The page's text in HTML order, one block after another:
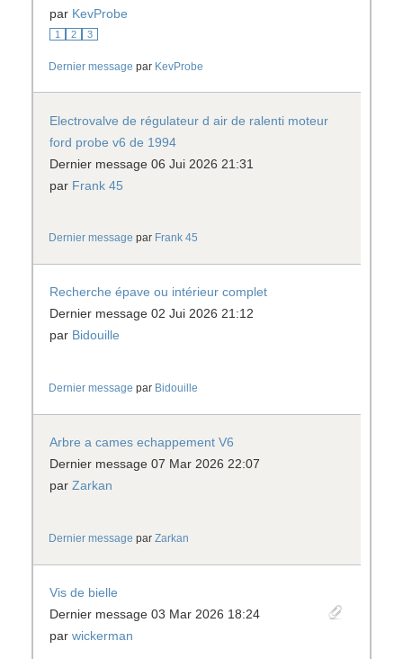
par KevProbe
1 2 3
Dernier message par KevProbe
Electrovalve de régulateur d air de ralenti moteur
ford probe v6 de 1994
Dernier message 06 Jui 2026 21:31
par Frank 45
Dernier message par Frank 45
Recherche épave ou intérieur complet
Dernier message 02 Jui 2026 21:12
par Bidouille
Dernier message par Bidouille
Arbre a cames echappement V6
Dernier message 07 Mar 2026 22:07
parZarkan
Dernier message par Zarkan
Vis de bielle
Dernier message 03 Mar 2026 18:24
parwickerman